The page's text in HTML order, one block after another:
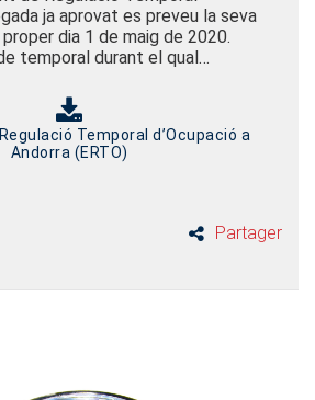
ja aprovat es preveu la seva
dia 1 de maig de 2020.
temporal durant el qual…
Temporal d’Ocupació a
Andorra (ERTO)
Partager